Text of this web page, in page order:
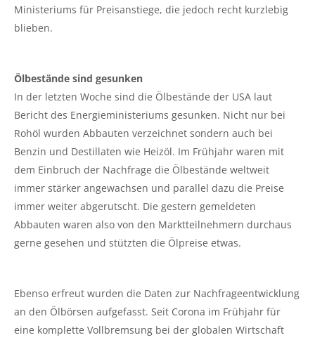
Ministeriums für Preisanstiege, die jedoch recht kurzlebig
blieben.
Ölbestände sind gesunken
In der letzten Woche sind die Ölbestände der USA laut
Bericht des Energieministeriums gesunken. Nicht nur bei
Rohöl wurden Abbauten verzeichnet sondern auch bei
Benzin und Destillaten wie Heizöl. Im Frühjahr waren mit
dem Einbruch der Nachfrage die Ölbestände weltweit
immer stärker angewachsen und parallel dazu die Preise
immer weiter abgerutscht. Die gestern gemeldeten
Abbauten waren also von den Marktteilnehmern durchaus
gerne gesehen und stützten die Ölpreise etwas.
Ebenso erfreut wurden die Daten zur Nachfrageentwicklung
an den Ölbörsen aufgefasst. Seit Corona im Frühjahr für
eine komplette Vollbremsung bei der globalen Wirtschaft